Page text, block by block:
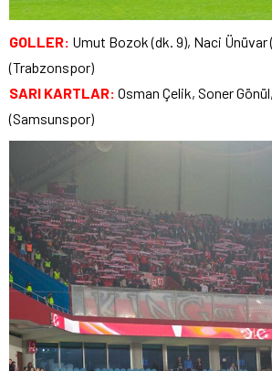
GOLLER: Umut Bozok (dk. 9), Naci Ünüvar
(Trabzonspor)
SARI KARTLAR: Osman Çelik, Soner
(Samsunspor)